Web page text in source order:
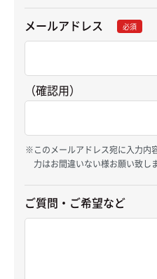
メールアドレス 必須
（確認用）
このメールアドレス宛に入力内
力はお間違いない様お願い致し
ご質問・ご希望など